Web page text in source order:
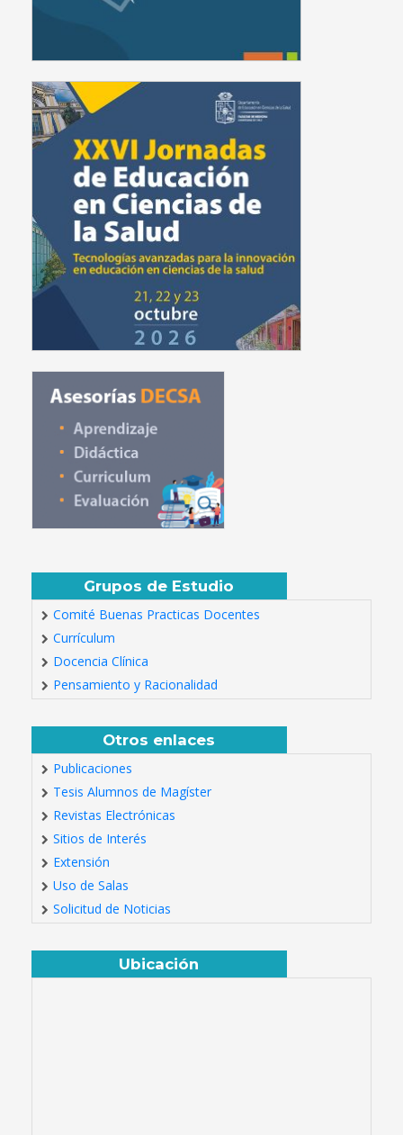
Grupos de Estudio
Comité Buenas Practicas Docentes
Currículum
Docencia Clínica
Pensamiento y Racionalidad
Otros enlaces
Publicaciones
Tesis Alumnos de Magíster
Revistas Electrónicas
Sitios de Interés
Extensión
Uso de Salas
Solicitud de Noticias
Ubicación